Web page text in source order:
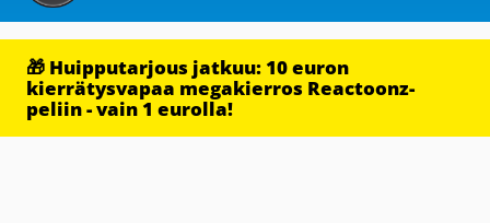
🎁 Huipputarjous jatkuu: 10 euron
kierrätysvapaa megakierros Reactoonz-
peliin - vain 1 eurolla!